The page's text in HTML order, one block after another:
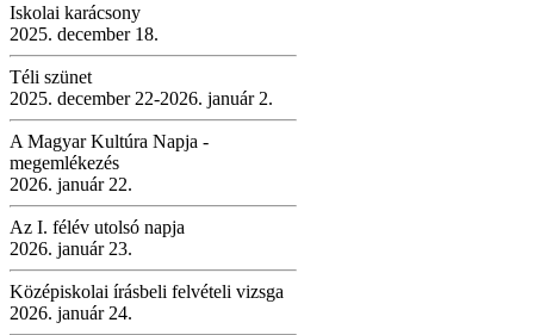
Iskolai karácsony
2025. december 18.
Téli szünet
2025. december 22-2026. január 2.
A Magyar Kultúra Napja -
megemlékezés
2026. január 22.
Az I. félév utolsó napja
2026. január 23.
Középiskolai írásbeli felvételi vizsga
2026. január 24.